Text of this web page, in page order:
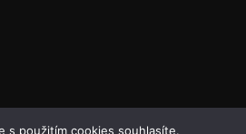
s použitím cookies souhlasíte.